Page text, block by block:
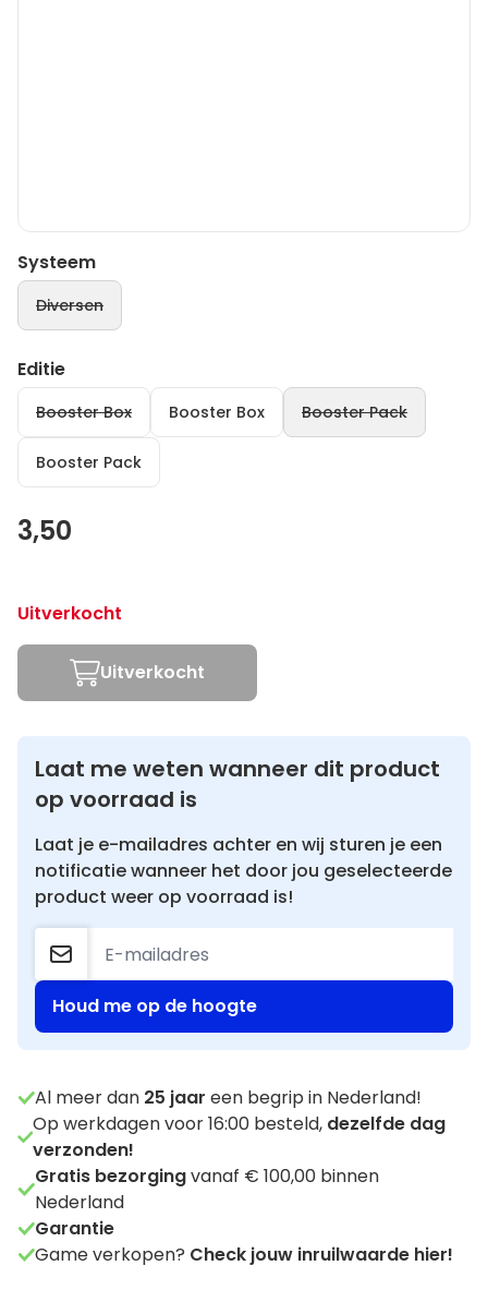
Systeem
Diversen
Editie
Booster Box Booster Box Booster Pack
Booster Pack
3,50
Uitverkocht
Uitverkocht
Laat me weten wanneer dit product
op voorraad is
Laat je e-mailadres achter en wij sturen je een
notificatie wanneer het door jou geselecteerde
product weer op voorraad is!
Houd me op de hoogte
Al meer dan 25 jaar een begrip in Nederland!
Op werkdagen voor 16:00 besteld, dezelfde dag
verzonden!
Gratis bezorgingvanaf € 100,00 binnen
Nederland
Garantie
Game verkopen? Check jouw inruilwaarde hier!